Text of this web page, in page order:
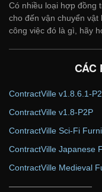
Có nhiều loại hợp đồng
cho đến vận chuyển
công việc đó là gì, hãy
CÁC
ContractVille v1.8.6.1-
ContractVille v1.8-P2P
ContractVille Sci-Fi
ContractVille Japanese
ContractVille Medieval
——————————